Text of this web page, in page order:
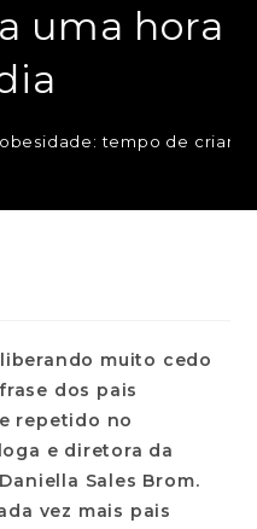
uma hora
tempo de
muito cedo
dos pais
repetido no
e diretora da
Sales Brom.
vez mais pais